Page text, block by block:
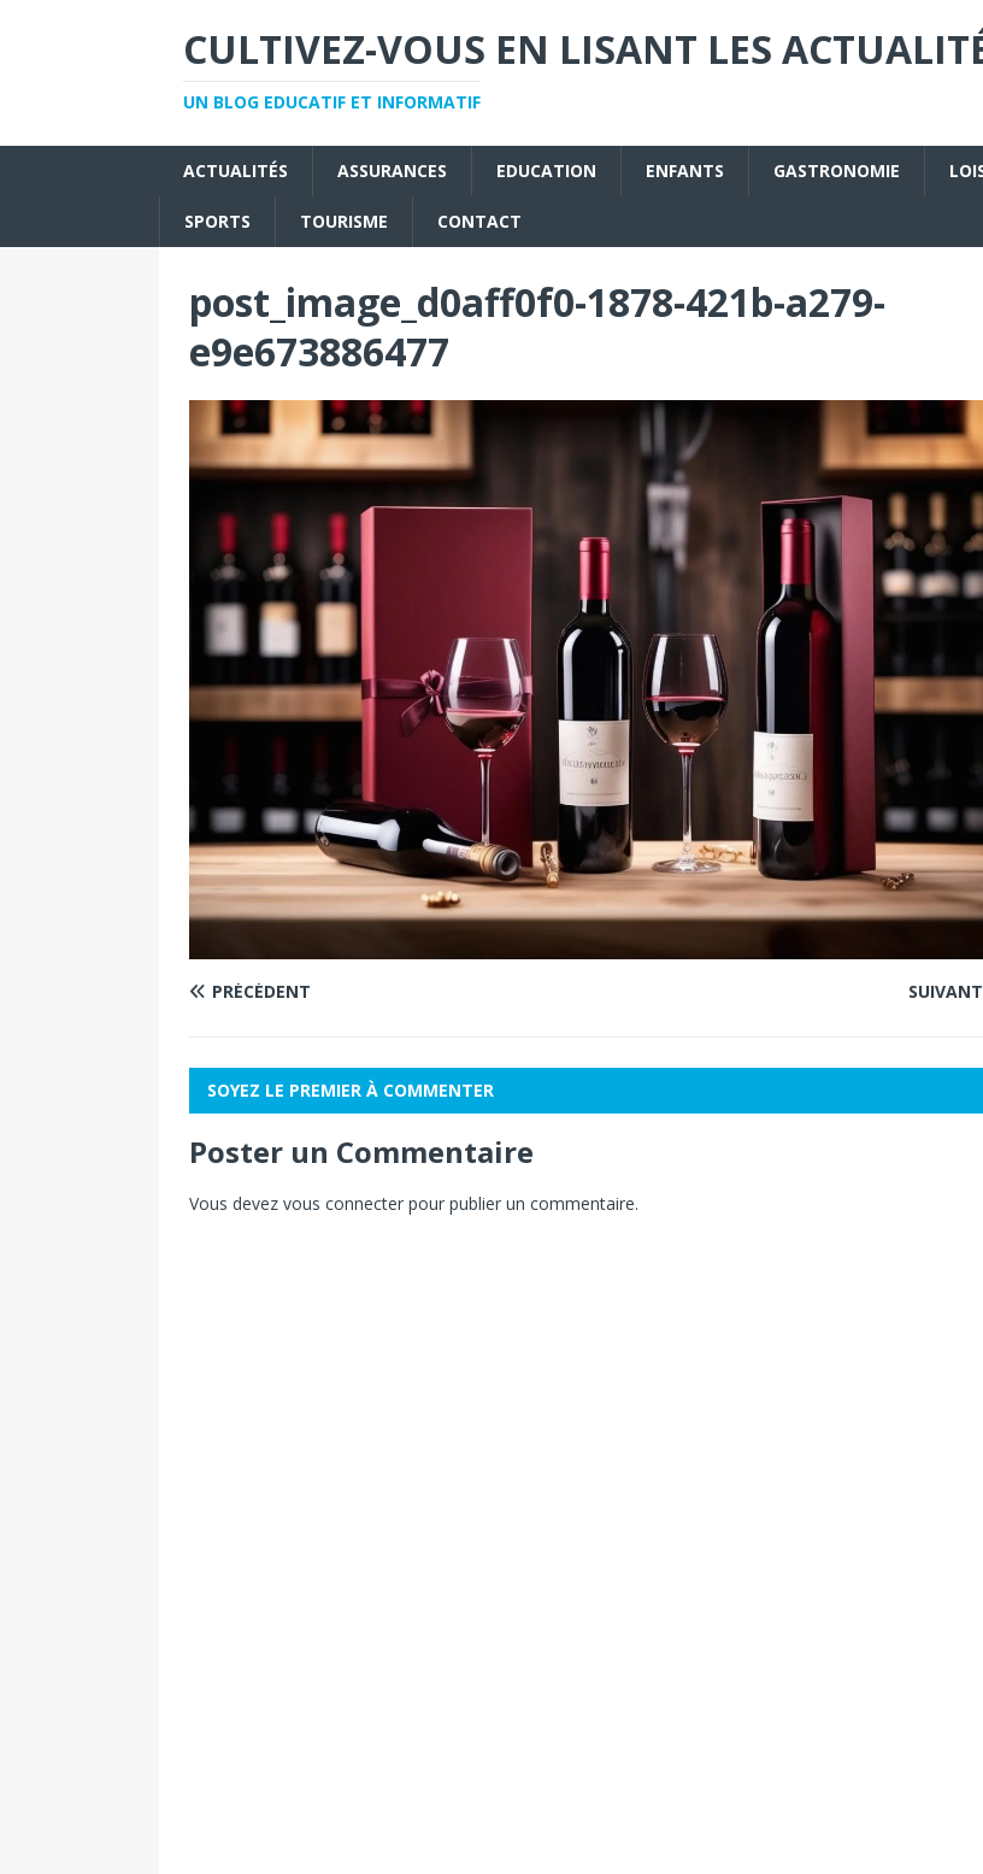
CULTIVEZ-VOUS EN LISANT LES
UN BLOG EDUCATIF ET INFORMATIF
ACTUALITÉS ASSURANCES EDUCATION ENFANTS GASTRONOMIE
SPORTS TOURISME CONTACT
post_image_d0aff0f0-1878-421b-a279-
e9e673886477
PRÉCÉDENT SUIVANT
SOYEZ LE PREMIER À COMMENTER
Poster un Commentaire
Vous devez vous connecter pour publier un commentaire.